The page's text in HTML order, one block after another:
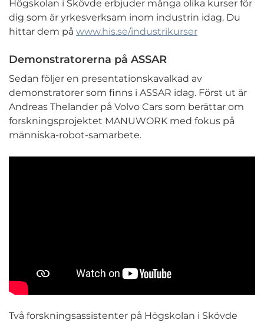
Högskolan i Skövde erbjuder många olika kurser för
dig som är yrkesverksam inom industrin idag. Du
hittar dem på www.his.se/industrikurser
Demonstratorerna på ASSAR
Sedan följer en presentationskavalkad av
demonstratorer som finns i ASSAR idag. Först ut är
Andreas Thelander på Volvo Cars som berättar om
forskningsprojektet MANUWORK med fokus på
människa-robot-samarbete.
Två forskningsassistenter på Högskolan i Skövde